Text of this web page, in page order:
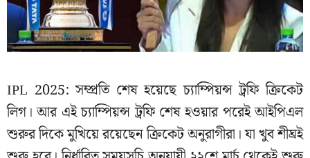
IPL 2025: সম্প্রতি শেষ হয়েছে চ্যাম্পিয়ন্স ট্রফি ক্রিকেট
লিগ। আর এই চ্যাম্পিয়ন্স ট্রফি শেষ হওয়ার পরেই আইপিএল
শুরুর দিকে মুখিয়ে রয়েছেন ক্রিকেট অনুরাগীরা। যা খুব শীঘ্রই